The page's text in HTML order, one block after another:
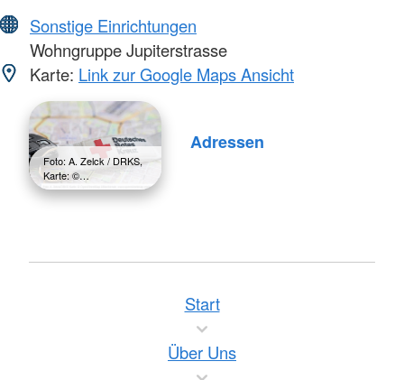
Sonstige Einrichtungen
Wohngruppe Jupiterstrasse
Karte: Link zur Google Maps Ansicht
Foto: A. Zelck / DRKS,
Karte: ©…
Adressen
Start
Über Uns